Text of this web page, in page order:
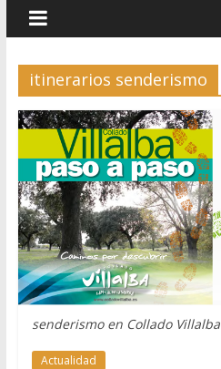
itinerarios senderismo
senderismo en Collado Villalba
Actualidad